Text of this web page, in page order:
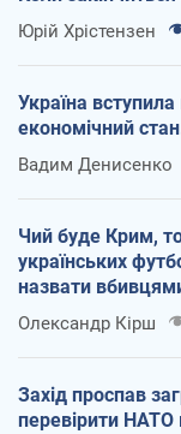
Юрій Хрістензен
Україна
економічний
Вадим Денисенко
Чий буде Крим,
українських
назвати
Олександр Кірш
Захід проспав
перевірити НАТО